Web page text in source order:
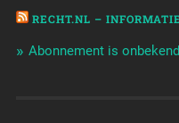
RECHT.NL –
Abonnement is